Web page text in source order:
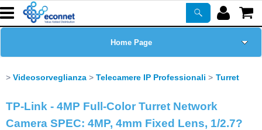
Home Page
Prodotti
Videosorveglianza Telecamere IP Professionali Turret
TP-Link - 4MP Full-Color Turret Network
Camera SPEC: 4MP, 4mm Fixed Lens, 1/2.7?